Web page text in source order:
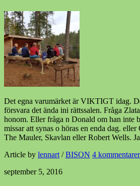
Det egna varumärket är VIKTIGT idag.
försvara det ända ini rättssalen. Fråga
honom. Eller fråga n Donald om han inte
missar att synas o höras en enda dag.
The Mauler, Skavlan eller Robert Wells.
Article by lennart /BISON 4 kommentarer
september 5, 2016